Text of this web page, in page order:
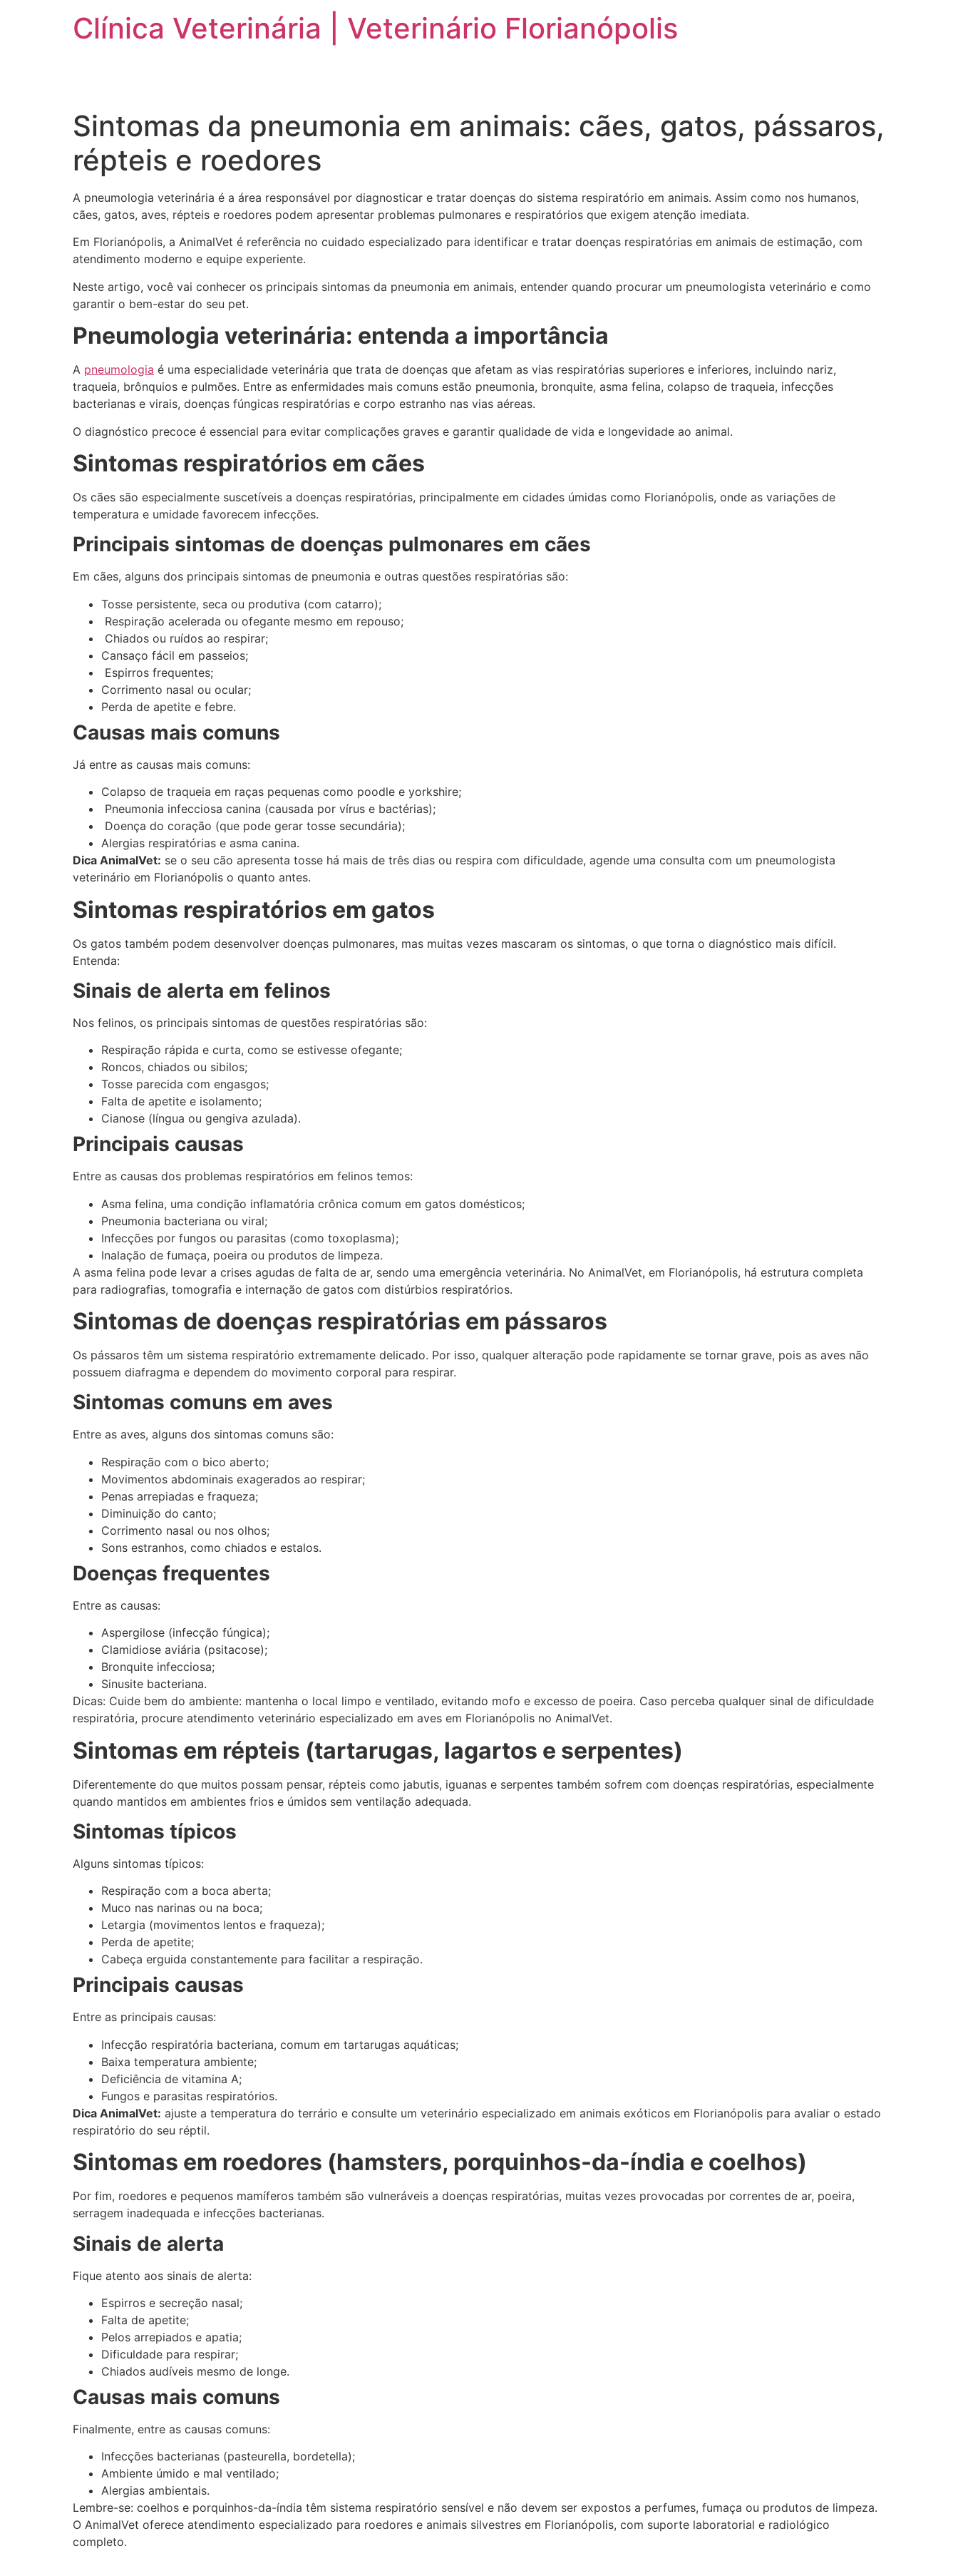
Clínica Veterinária | Veterinário Florianópolis
Sintomas da pneumonia em animais: cães, gatos, pássaros,
répteis e roedores
A pneumologia veterinária é a área responsável por diagnosticar e tratar doenças do sistema respiratório em animais. Assim como nos humanos,
cães, gatos, aves, répteis e roedores podem apresentar problemas pulmonares e respiratórios que exigem atenção imediata.
Em Florianópolis, a AnimalVet é referência no cuidado especializado para identificar e tratar doenças respiratórias em animais de estimação, com
atendimento moderno e equipe experiente.
Neste artigo, você vai conhecer os principais sintomas da pneumonia em animais, entender quando procurar um pneumologista veterinário e como
garantir o bem-estar do seu pet.
Pneumologia veterinária: entenda a importância
A pneumologia é uma especialidade veterinária que trata de doenças que afetam as vias respiratórias superiores e inferiores, incluindo nariz,
traqueia, brônquios e pulmões. Entre as enfermidades mais comuns estão pneumonia, bronquite, asma felina, colapso de traqueia, infecções
bacterianas e virais, doenças fúngicas respiratórias e corpo estranho nas vias aéreas.
O diagnóstico precoce é essencial para evitar complicações graves e garantir qualidade de vida e longevidade ao animal.
Sintomas respiratórios em cães
Os cães são especialmente suscetíveis a doenças respiratórias, principalmente em cidades úmidas como Florianópolis, onde as variações de
temperatura e umidade favorecem infecções.
Principais sintomas de doenças pulmonares em cães
Em cães, alguns dos principais sintomas de pneumonia e outras questões respiratórias são:
Tosse persistente, seca ou produtiva (com catarro);
Respiração acelerada ou ofegante mesmo em repouso;
Chiados ou ruídos ao respirar;
Cansaço fácil em passeios;
Espirros frequentes;
Corrimento nasal ou ocular;
Perda de apetite e febre.
Causas mais comuns
Já entre as causas mais comuns:
Colapso de traqueia em raças pequenas como poodle e yorkshire;
Pneumonia infecciosa canina (causada por vírus e bactérias);
Doença do coração (que pode gerar tosse secundária);
Alergias respiratórias e asma canina.
Dica AnimalVet: se o seu cão apresenta tosse há mais de três dias ou respira com dificuldade, agende uma consulta com um pneumologista
veterinário em Florianópolis o quanto antes.
Sintomas respiratórios em gatos
Os gatos também podem desenvolver doenças pulmonares, mas muitas vezes mascaram os sintomas, o que torna o diagnóstico mais difícil.
Entenda:
Sinais de alerta em felinos
Nos felinos, os principais sintomas de questões respiratórias são:
Respiração rápida e curta, como se estivesse ofegante;
Roncos, chiados ou sibilos;
Tosse parecida com engasgos;
Falta de apetite e isolamento;
Cianose (língua ou gengiva azulada).
Principais causas
Entre as causas dos problemas respiratórios em felinos temos:
Asma felina, uma condição inflamatória crônica comum em gatos domésticos;
Pneumonia bacteriana ou viral;
Infecções por fungos ou parasitas (como toxoplasma);
Inalação de fumaça, poeira ou produtos de limpeza.
A asma felina pode levar a crises agudas de falta de ar, sendo uma emergência veterinária. No AnimalVet, em Florianópolis, há estrutura completa
para radiografias, tomografia e internação de gatos com distúrbios respiratórios.
Sintomas de doenças respiratórias em pássaros
Os pássaros têm um sistema respiratório extremamente delicado. Por isso, qualquer alteração pode rapidamente se tornar grave, pois as aves não
possuem diafragma e dependem do movimento corporal para respirar.
Sintomas comuns em aves
Entre as aves, alguns dos sintomas comuns são:
Respiração com o bico aberto;
Movimentos abdominais exagerados ao respirar;
Penas arrepiadas e fraqueza;
Diminuição do canto;
Corrimento nasal ou nos olhos;
Sons estranhos, como chiados e estalos.
Doenças frequentes
Entre as causas:
Aspergilose (infecção fúngica);
Clamidiose aviária (psitacose);
Bronquite infecciosa;
Sinusite bacteriana.
Dicas: Cuide bem do ambiente: mantenha o local limpo e ventilado, evitando mofo e excesso de poeira. Caso perceba qualquer sinal de dificuldade
respiratória, procure atendimento veterinário especializado em aves em Florianópolis no AnimalVet.
Sintomas em répteis (tartarugas, lagartos e serpentes)
Diferentemente do que muitos possam pensar, répteis como jabutis, iguanas e serpentes também sofrem com doenças respiratórias, especialmente
quando mantidos em ambientes frios e úmidos sem ventilação adequada.
Sintomas típicos
Alguns sintomas típicos:
Respiração com a boca aberta;
Muco nas narinas ou na boca;
Letargia (movimentos lentos e fraqueza);
Perda de apetite;
Cabeça erguida constantemente para facilitar a respiração.
Principais causas
Entre as principais causas:
Infecção respiratória bacteriana, comum em tartarugas aquáticas;
Baixa temperatura ambiente;
Deficiência de vitamina A;
Fungos e parasitas respiratórios.
Dica AnimalVet: ajuste a temperatura do terrário e consulte um veterinário especializado em animais exóticos em Florianópolis para avaliar o estado
respiratório do seu réptil.
Sintomas em roedores (hamsters, porquinhos-da-índia e coelhos)
Por fim, roedores e pequenos mamíferos também são vulneráveis a doenças respiratórias, muitas vezes provocadas por correntes de ar, poeira,
serragem inadequada e infecções bacterianas.
Sinais de alerta
Fique atento aos sinais de alerta:
Espirros e secreção nasal;
Falta de apetite;
Pelos arrepiados e apatia;
Dificuldade para respirar;
Chiados audíveis mesmo de longe.
Causas mais comuns
Finalmente, entre as causas comuns:
Infecções bacterianas (pasteurella, bordetella);
Ambiente úmido e mal ventilado;
Alergias ambientais.
Lembre-se: coelhos e porquinhos-da-índia têm sistema respiratório sensível e não devem ser expostos a perfumes, fumaça ou produtos de limpeza.
O AnimalVet oferece atendimento especializado para roedores e animais silvestres em Florianópolis, com suporte laboratorial e radiológico
completo.